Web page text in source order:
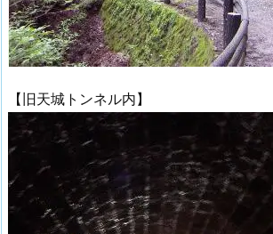
【旧天城トンネル内】